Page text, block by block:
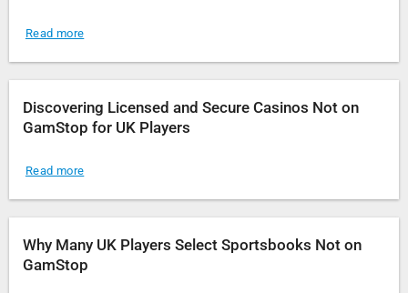
Read more
Discovering Licensed and Secure Casinos Not on
GamStop for UK Players
Read more
Why Many UK Players Select Sportsbooks Not on
GamStop